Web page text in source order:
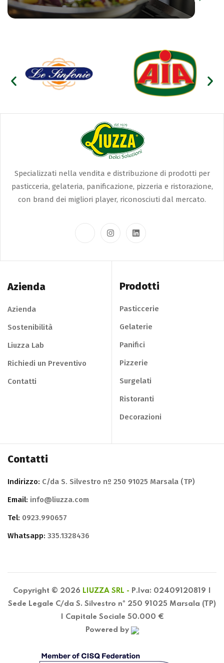
Specializzati nella vendita e distribuzione di prodotti per
pasticceria, gelateria, panificazione, pizzeria e ristorazione,
con brand dei migliori player, riconosciuti dal mercato.
Azienda
Azienda
Sostenibilità
Liuzza Lab
Richiedi un Preventivo
Contatti
Prodotti
Pasticcerie
Gelaterie
Panifici
Pizzerie
Surgelati
Ristoranti
Decorazioni
Contatti
Indirizzo: C/da S. Silvestro nº 250 91025 Marsala (TP)
Email: info@liuzza.com
Tel: 0923.990657
Whatsapp: 335.1328436
Copyright © 2026 LIUZZA SRL - P.Iva: 02409120819 |
Sede Legale C/da S. Silvestro nº 250 91025 Marsala (TP)
| Capitale Sociale 50.000 €
Powered by